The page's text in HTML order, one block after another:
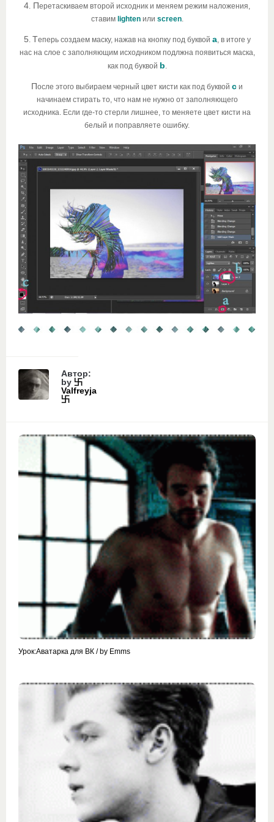
4. Перетаскиваем второй исходник и меняем режим наложения,
ставим lightenили screen.
5. Теперь создаем маску, нажав на кнопку под буквой а, в итоге у
нас на слое с заполняющим исходником подлжна появиться маска,
как под буквой b.
После этого выбираем черный цвет кисти как под буквой с и
начинаем стирать то, что нам не нужно от заполняющего
исходника. Если где-то стерли лишнее, то меняете цвет кисти на
белый и поправляете ошибку.
Автор:
by 卐
Valfreyja
卐
Урок:Аватарка для ВК / by Emms